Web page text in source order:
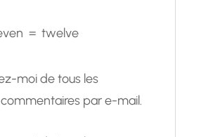
= twelve
moi de tous les
par e-mail.